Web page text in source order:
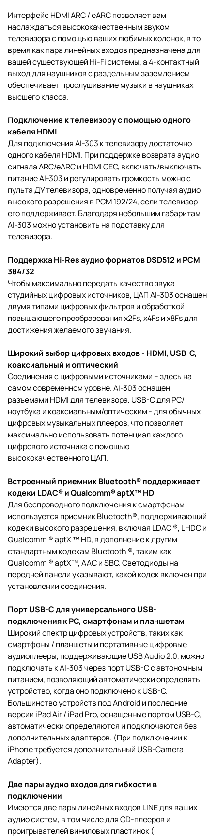
Интерфейс HDMI ARC / eARC позволяет вам
наслаждаться высококачественным звуком
телевизора с помощью ваших любимых колонок, в то
время как пара линейных входов предназначена для
вашей существующей Hi-Fi системы, а 4-контактный
выход для наушников с раздельным заземлением
обеспечивает прослушивание музыки в наушниках
высшего класса.
Подключение к телевизору с помощью одного
кабеля HDMI
Для подключения AI-303 к телевизору достаточно
одного кабеля HDMI. При поддержке возврата аудио
сигнала ARC/eARC и HDMI CEC, включать/выключать
питание AI-303 и регулировать громкость можно с
пульта ДУ телевизора, одновременно получая аудио
высокого разрешения в PCM 192/24, если телевизор
его поддерживает. Благодаря небольшим габаритам
AI-303 можно установить на подставку для
телевизора.
Поддержка Hi-Res аудио форматов DSD512 и PCM
384/32
Чтобы максимально передать качество звука
студийных цифровых источников, ЦАП AI-303 оснащен
двумя типами цифровых фильтров и обработкой
повышающего преобразования x2Fs, x4Fs и x8Fs для
достижения желаемого звучания.
Широкий выбор цифровых входов - HDMI, USB-C,
коаксиальный и оптический
Соединения с цифровыми источниками – здесь на
самом современном уровне. AI-303 оснащен
разъемами HDMI для телевизора, USB-C для PC/
ноутбука и коаксиальным/оптическим - для обычных
цифровых музыкальных плееров, что позволяет
максимально использовать потенциал каждого
цифрового источника с помощью
высококачественного ЦАП.
Встроенный приемник Bluetooth® поддерживает
кодеки LDAC® и Qualcomm® aptX™ HD
Для беспроводного подключения к смартфонам
используется приемник Bluetooth®, поддерживающий
кодеки высокого разрешения, включая LDAC ®, LHDC и
Qualcomm ® aptX ™ HD, в дополнение к другим
стандартным кодекам Bluetooth ®, таким как
Qualcomm ® aptX™, AAC и SBC. Светодиоды на
передней панели указывают, какой кодек включен при
установлении соединения.
Порт USB-C для универсального USB-
подключения к PC, смартфонам и планшетам
Широкий спектр цифровых устройств, таких как
смартфоны / планшеты и портативные цифровые
аудиоплееры, поддерживающие USB Audio 2.0, можно
подключать к AI-303 через порт USB-C с автономным
питанием, позволяющий автоматически определять
устройство, когда оно подключено к USB-C.
Большинство устройств под Android и последние
версии iPad Air / iPad Pro, оснащенные портом USB-C,
автоматически определяются и подключаются без
дополнительных адаптеров. (При подключении к
iPhone требуется дополнительный USB-Camera
Adapter).
Две пары аудио входов для гибкости в
подключении
Имеются две пары линейных входов LINE для ваших
аудио систем, в том числе для CD-плееров и
проигрывателей виниловых пластинок (